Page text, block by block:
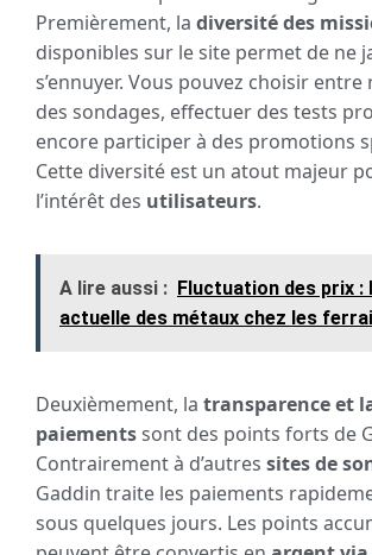
Premièrement, la diversité des
disponibles sur le site permet de ne
s’ennuyer. Vous pouvez choisir
des sondages, effectuer des tests
encore participer à des promotions
Cette diversité est un atout majeur
l’intérêt des utilisateurs.
A lire aussi : Fluctuation des prix :
actuelle des métaux chez les
Deuxièmement, la transparence et
paiementssont des points forts de
Contrairement à d’autres sites de
Gaddin traite les paiements
sous quelques jours. Les points